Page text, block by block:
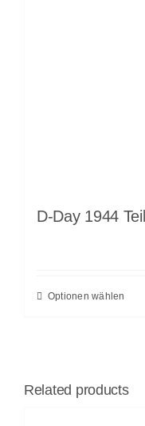
D-Day 1944
Optionen wählen
Related products